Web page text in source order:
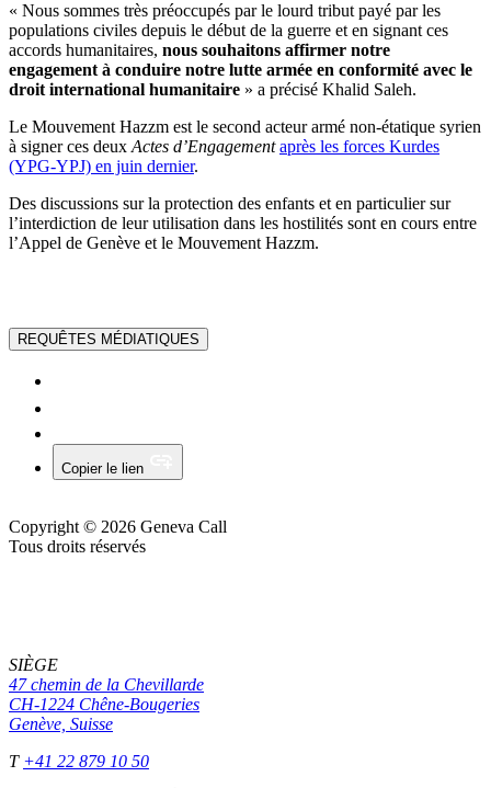
« Nous sommes très préoccupés par le lourd tribut payé par les
populations civiles depuis le début de la guerre et en signant ces
accords humanitaires, nous souhaitons affirmer notre
engagement à conduire notre lutte armée en conformité avec le
droit international humanitaire » a précisé Khalid Saleh.
Le Mouvement Hazzm est le second acteur armé non-étatique syrien
à signer ces deuxActes d’Engagement après les forces Kurdes
(YPG-YPJ) en juin dernier.
Des discussions sur la protection des enfants et en particulier sur
l’interdiction de leur utilisation dans les hostilités sont en cours entre
l’Appel de Genève et le Mouvement Hazzm.
REQUÊTES MÉDIATIQUES
Copier le lien
Copyright © 2026 Geneva Call
Tous droits réservés
SIÈGE
47 chemin de la Chevillarde
CH-1224 Chêne-Bougeries
Genève, Suisse
T +41 22 879 10 50